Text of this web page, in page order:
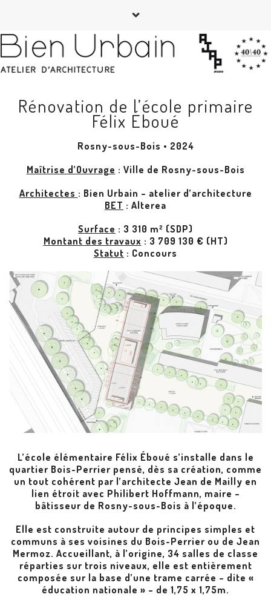
Rénovation de l’école primaire
Félix Éboué
Rosny-sous-Bois • 2024
Maîtrise d’Ouvrage : Ville de Rosny-sous-Bois
Architectes : Bien Urbain – atelier d’architecture
BET : Alterea
Surface : 3 310 m² (SDP)
Montant des travaux : 3 709 130 € (HT)
Statut : Concours
L’école élémentaire Félix Éboué s’installe dans le
quartier Bois-Perrier pensé, dès sa création, comme
un tout cohérent par l’architecte Jean de Mailly en
lien étroit avec Philibert Hoffmann, maire –
bâtisseur de Rosny-sous-Bois à l’époque.
Elle est construite autour de principes simples et
communs à ses voisines du Bois-Perrier ou de Jean
Mermoz. Accueillant, à l’origine, 34 salles de classe
réparties sur trois niveaux, elle est entièrement
composée sur la base d’une trame carrée – dite «
éducation nationale » – de 1,75 x 1,75m.